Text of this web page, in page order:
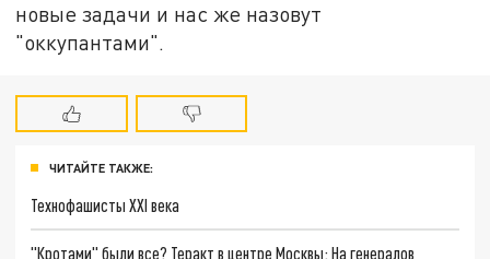
новые задачи и нас же назовут
"оккупантами".
ЧИТАЙТЕ ТАКЖЕ:
Технофашисты XXI века
"Кротами" были все? Теракт в центре Москвы: На генералов